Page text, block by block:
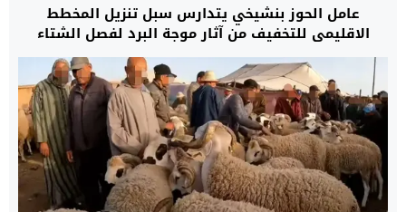
عامل الحوز بنشيخي يتدارس سبل تنزيل المخطط
الاقليمي للتخفيف من آثار موجة البرد لفصل الشتاء
2025